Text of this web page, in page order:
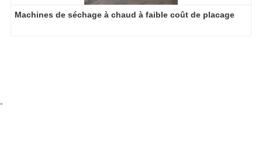
Machines de séchage à chaud à faible coût de placage
-